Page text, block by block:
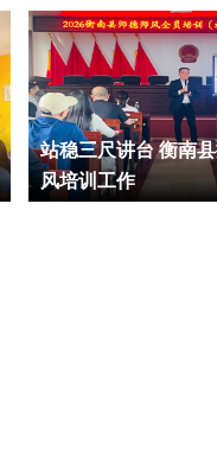
站稳三尺讲台 衡南
风培训工作